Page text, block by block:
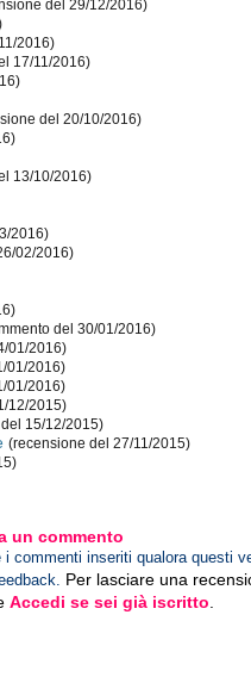
del 29/12/2016)
2016)
17/11/2016)
del 20/10/2016)
13/10/2016)
2016)
02/2016)
del 30/01/2016)
01/2016)
01/2016)
01/2016)
12/2015)
15/12/2015)
(recensione del 27/11/2015)
un commento
commenti inseriti qualora questi
Per lasciare una
Accedi se sei già iscritto